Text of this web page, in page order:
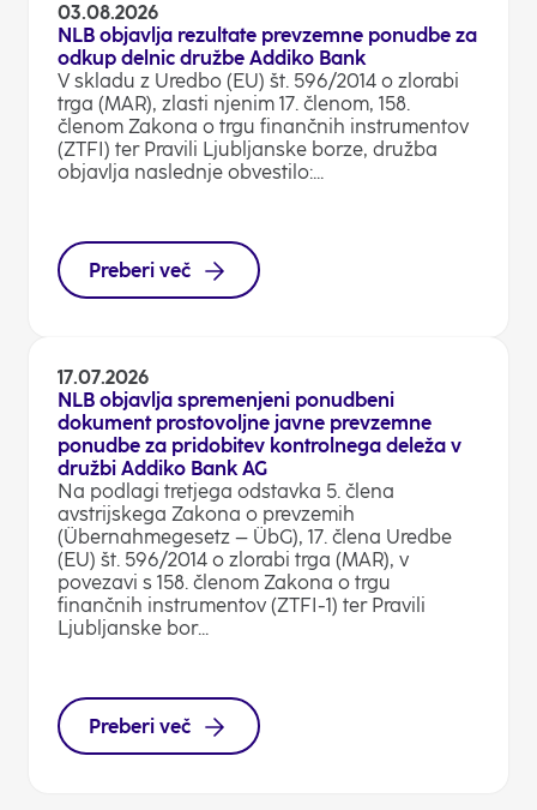
03.08.2026
NLB objavlja rezultate prevzemne ponudbe za
odkup delnic družbe Addiko Bank
V skladu z Uredbo (EU) št. 596/2014 o zlorabi
trga (MAR), zlasti njenim 17. členom, 158.
členom Zakona o trgu finančnih instrumentov
(ZTFI) ter Pravili Ljubljanske borze, družba
objavlja naslednje obvestilo:...
Preberi več
17.07.2026
NLB objavlja spremenjeni ponudbeni
dokument prostovoljne javne prevzemne
ponudbe za pridobitev kontrolnega deleža v
družbi Addiko Bank AG
Na podlagi tretjega odstavka 5. člena
avstrijskega Zakona o prevzemih
(Übernahmegesetz – ÜbG), 17. člena Uredbe
(EU) št. 596/2014 o zlorabi trga (MAR), v
povezavi s 158. členom Zakona o trgu
finančnih instrumentov (ZTFI-1) ter Pravili
Ljubljanske bor...
Preberi več